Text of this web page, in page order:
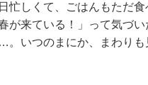
忙しくて、ごはんもただ
が来ている！」って気づ
いつのまにか、まわりも